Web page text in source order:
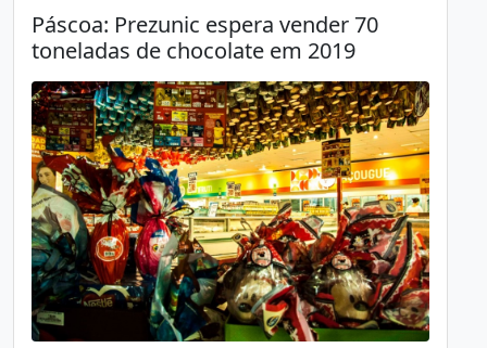
Páscoa: Prezunic espera vender 70
toneladas de chocolate em 2019